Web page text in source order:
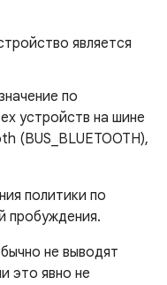
является
по
устройств на шине
(BUS_BLUETOOTH),
политики по
пробуждения.
не выводят
это явно не